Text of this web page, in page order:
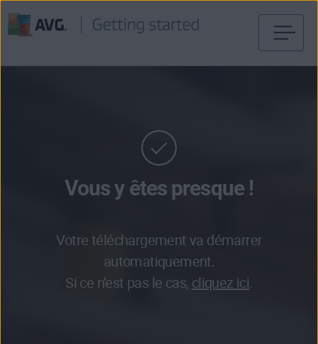
Vous y êtes presque !
Votre téléchargement va démarrer
automatiquement.
Si ce n’est pas le cas, cliquez ici.